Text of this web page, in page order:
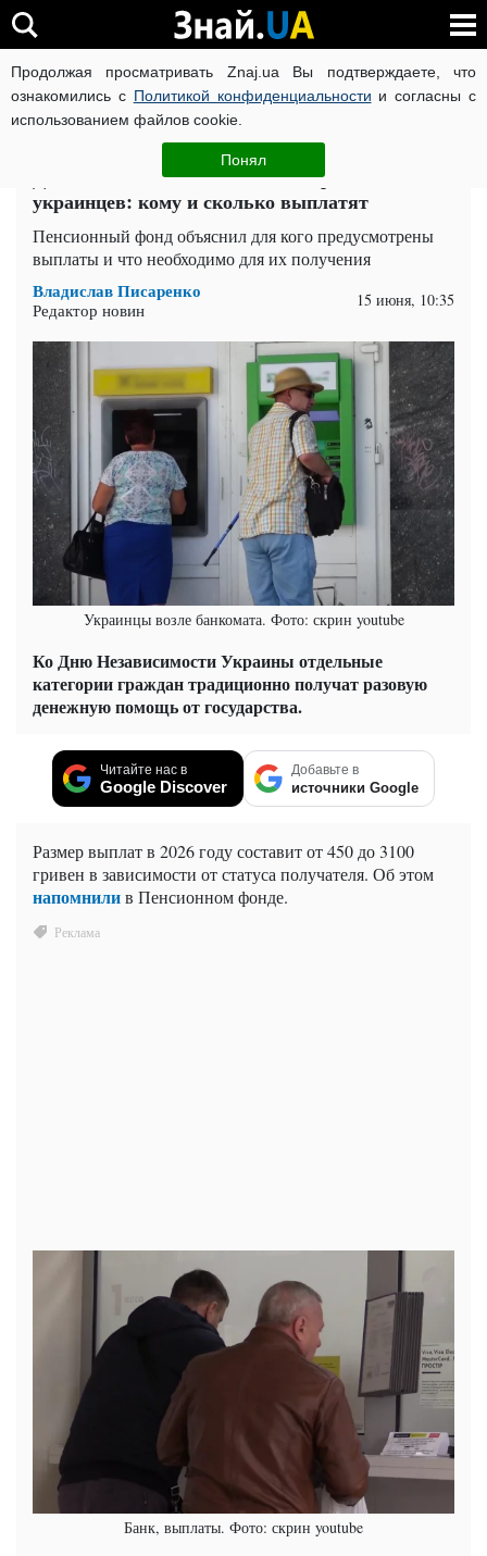
Продолжая просматривать Znaj.ua Вы подтверждаете, что
ознакомились с Политикой конфиденциальности и согласны с
использованием файлов cookie.
Понял
ВОЙНА РОССИИ ПРОТИВ УКРАИНЫ КОРОНАВИРУС В
ЧИТАТИ УКРАЇНСЬКОЮ
Денежная помощь для 10 категорий
украинцев: кому и сколько выплатят
Пенсионный фонд объяснил для кого предусмотрены
выплаты и что необходимо для их получения
Владислав Писаренко
Редактор новин 15 июня, 10:35
Украинцы возле банкомата. Фото: скрин youtube
Ко Дню Независимости Украины отдельные
категории граждан традиционно получат разовую
денежную помощь от государства.
Читайте нас в
Google Discover
Добавьте в
источники Google
Размер выплат в 2026 году составит от 450 до 3100
гривен в зависимости от статуса получателя. Об этом
напомнилив Пенсионном фонде.
Банк, выплаты. Фото: скрин youtube